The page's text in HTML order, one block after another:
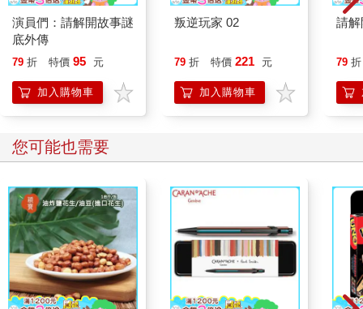
至一九六二年的研究成果。他組織了三十餘名菁英學者，進行以
「轉向」為主題的研究會。經由他們通力合作，最終出版了三卷
本《共同研究．轉向》（平凡社）。就此而言，這套叢書顯示出
他們的學術志向，亦是名留青史的代表作。什麼是轉向呢？正如
鶴見俊輔《戰爭時期日本精神史》一書指出，「轉向」一詞最初
源於一九二○年代的日本共產黨人因被捕坐牢，在獄中宣布政治思
想「方向轉換＝變更路線」的縮略語。到了一九三○年，這個詞逐
行為。然而，鶴見俊輔似乎站在理解與同情的立場，他認為「轉
例，許多為自由和平搖旗吶喊的自由主義者和左翼知識分子，於
二戰方興未艾之際，卻搖身一變為狂熱的軍國主義者。日本戰敗
後，這些昔時的知識分子竟然比右翼人士更迅速轉向擁抱「民主
主義」。所以，在他看來，「轉向」的本質是「在國家的強制下
所產生的思想變化」。這就是說，只要國家為實現自身的最高律
法權威，勢必就會對個體做出支配或限制，國家機器與個體之間
的對峙抗爭，就是不可調和矛盾的根源。
演員們：請解開故事謎
底外傳
79 折 特價 95 元
加入購物車
叛逆玩家 02
79 折 特價 221 元
加入購物車
請解
79 折
您可能也需要